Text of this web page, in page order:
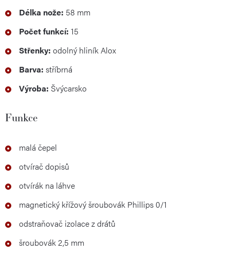
Délka nože: 58 mm
Počet funkcí: 15
Střenky: odolný hliník Alox
Barva: stříbrná
Výroba: Švýcarsko
Funkce
malá čepel
otvírač dopisů
otvírák na láhve
magnetický křížový šroubovák Phillips 0/1
odstraňovač izolace z drátů
šroubovák 2,5 mm